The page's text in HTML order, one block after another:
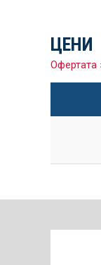
ЦЕНИ
Офертата